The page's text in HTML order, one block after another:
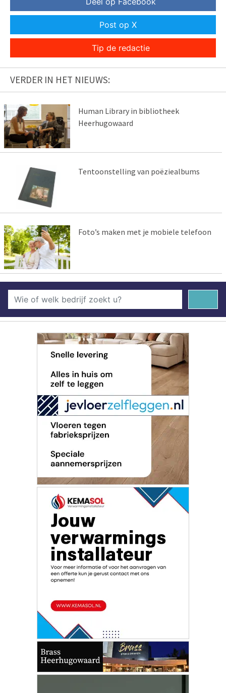
Post op X
Tip de redactie
VERDER IN HET NIEUWS:
Human Library in bibliotheek
Heerhugowaard
Tentoonstelling van poëziealbums
Foto’s maken met je mobiele telefoon